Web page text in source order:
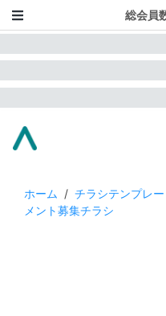
総会員
ホーム / チラシテンプレー
メント募集チラシ